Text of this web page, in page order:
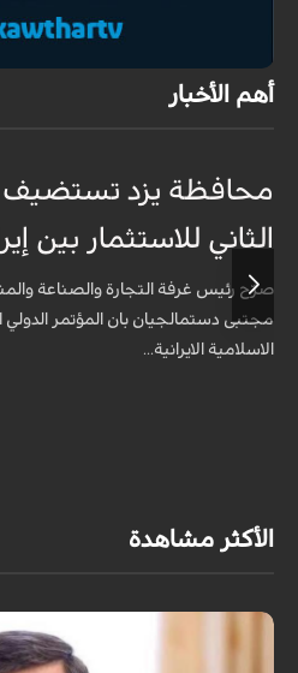
أهم الأخبار
محافظة يزد تستضيف
الثاني للاستثمار بين
صرّح رئيس غرفة التجارة والصناعة
مجتبى دستمالجيان بان المؤتمر الدولي
الاسلامية الايرانية...
الأكثر مشاهدة